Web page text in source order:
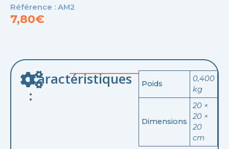
Référence : AM2
7,80€
Caractéristiques
:
Poids
0,400
kg
Dimensions
20 ×
20 ×
20
cm